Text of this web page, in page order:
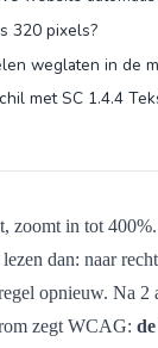
320 pixels?
weglaten in de
met SC 1.4.4
zoomt in tot
dan: naar
opnieuw. Na 2
zegt WCAG: